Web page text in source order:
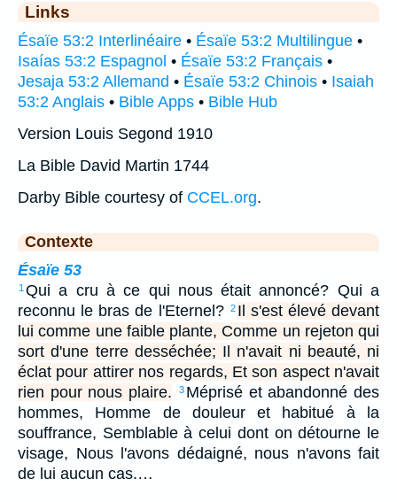
Links
Ésaïe 53:2 Interlinéaire • Ésaïe 53:2 Multilingue •
Isaías 53:2 Espagnol • Ésaïe 53:2 Français •
Jesaja 53:2 Allemand • Ésaïe 53:2 Chinois • Isaiah
53:2 Anglais • Bible Apps • Bible Hub
Version Louis Segond 1910
La Bible David Martin 1744
Darby Bible courtesy of CCEL.org.
Contexte
Ésaïe 53
1 Qui a cru à ce qui nous était annoncé? Qui a
reconnu le bras de l'Eternel? 2 Il s'est élevé devant
lui comme une faible plante, Comme un rejeton qui
sort d'une terre desséchée; Il n'avait ni beauté, ni
éclat pour attirer nos regards, Et son aspect n'avait
rien pour nous plaire.
3 Méprisé et abandonné des
hommes, Homme de douleur et habitué à la
souffrance, Semblable à celui dont on détourne le
visage, Nous l'avons dédaigné, nous n'avons fait
de lui aucun cas.…